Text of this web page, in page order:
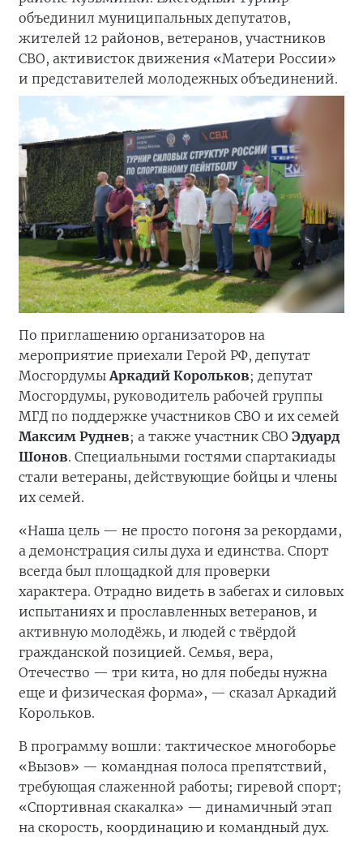
объединил муниципальных депутатов,
жителей 12 районов, ветеранов, участников
СВО, активисток движения «Матери России»
и представителей молодежных объединений.
По приглашению организаторов на
мероприятие приехали Герой РФ, депутат
МосгордумыАркадий Корольков; депутат
Мосгордумы, руководитель рабочей группы
МГД по поддержке участников СВО и их семей
Максим Руднев; а также участник СВО Эдуард
Шонов. Специальными гостями спартакиады
стали ветераны, действующие бойцы и члены
их семей.
«Наша цель — не просто погоня за рекордами,
а демонстрация силы духа и единства. Спорт
всегда был площадкой для проверки
характера. Отрадно видеть в забегах и силовых
испытаниях и прославленных ветеранов, и
активную молодёжь, и людей с твёрдой
гражданской позицией. Семья, вера,
Отечество — три кита, но для победы нужна
еще и физическая форма», — сказал Аркадий
Корольков.
В программу вошли: тактическое многоборье
«Вызов» — командная полоса препятствий,
требующая слаженной работы; гиревой спорт;
«Спортивная скакалка» — динамичный этап
на скорость, координацию и командный дух.